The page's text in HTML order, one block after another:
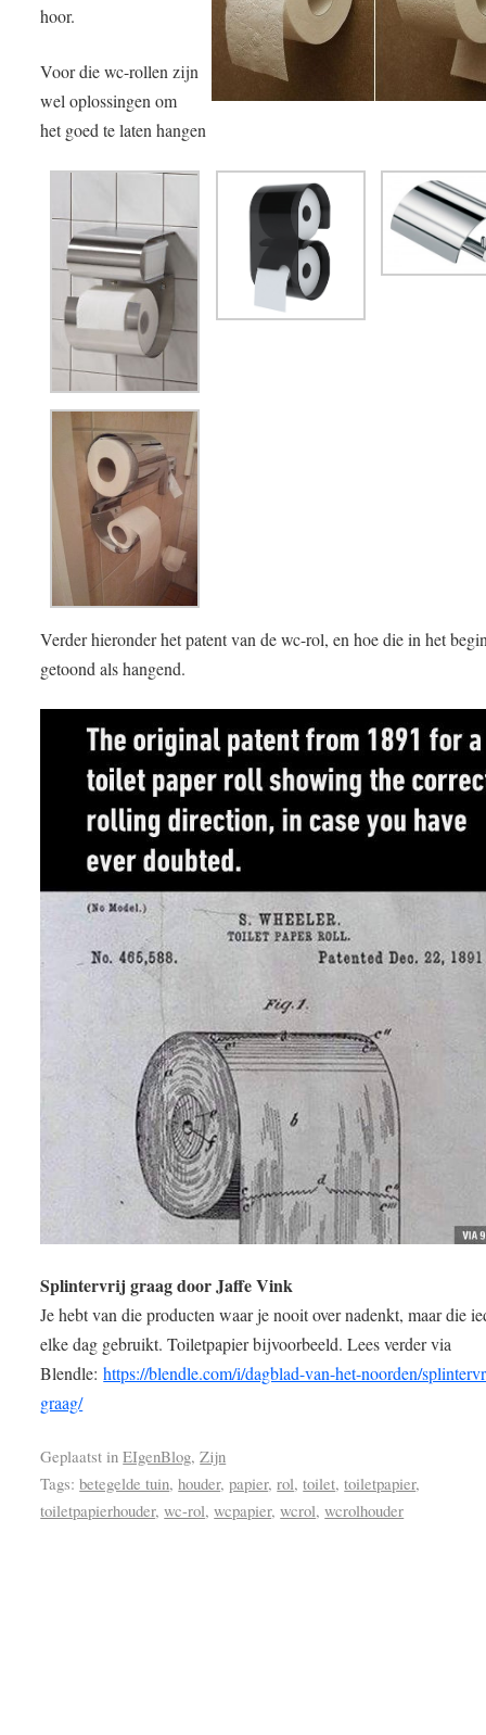
hoor.
Voor die wc-rollen zijn
wel oplossingen om
het goed te laten hangen
Verder hieronder het patent van de wc-rol, en hoe die in het
getoond als hangend.
Splintervrij graag door Jaffe Vink
Je hebt van die producten waar je nooit over nadenkt, maar die
elke dag gebruikt. Toiletpapier bijvoorbeeld. Lees verder via
Blendle:https://blendle.com/i/dagblad-van-het-noorden/
graag/
Geplaatst in EIgenBlog,Zijn
Tags: betegelde tuin,houder,papier,rol,toilet,toiletpapier,
toiletpapierhouder,wc-rol,wcpapier,wcrol,wcrolhouder